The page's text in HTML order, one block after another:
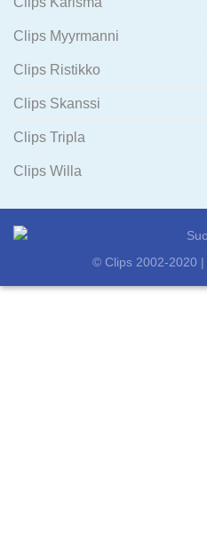
Clips Myyrmanni
Clips Ristikko
Clips Skanssi
Clips Tripla
Clips Willa
© Clips 2002-2020 |